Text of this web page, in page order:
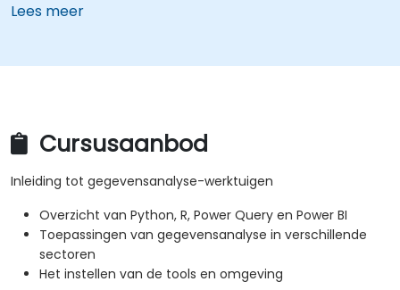
Lees meer
Cursusaanbod
Inleiding tot gegevensanalyse-werktuigen
Overzicht van Python, R, Power Query en Power BI
Toepassingen van gegevensanalyse in verschillende
sectoren
Het instellen van de tools en omgeving